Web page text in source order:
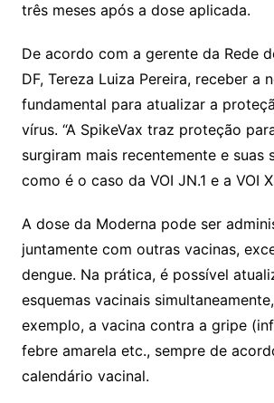
três meses após a dose aplicada.
De acordo com a gerente da Rede
DF, Tereza Luiza Pereira, receber a
fundamental para atualizar a
vírus. “A SpikeVax traz proteção
surgiram mais recentemente e suas
como é o caso da VOI JN.1 e a VOI
A dose da Moderna pode ser
juntamente com outras vacinas,
dengue. Na prática, é possível
esquemas vacinais
exemplo, a vacina contra a gripe
febre amarela etc., sempre de
calendário vacinal.